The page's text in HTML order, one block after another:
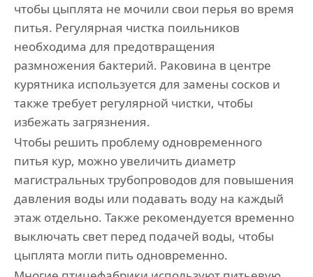
чтобы цыплята не мочили свои перья во время
питья. Регулярная чистка поильников
необходима для предотвращения
размножения бактерий. Раковина в центре
курятника используется для замены сосков и
также требует регулярной чистки, чтобы
избежать загрязнения.
Чтобы решить проблему одновременного
питья кур, можно увеличить диаметр
магистральных трубопроводов для повышения
давления воды или подавать воду на каждый
этаж отдельно. Также рекомендуется временно
выключать свет перед подачей воды, чтобы
цыплята могли пить одновременно.